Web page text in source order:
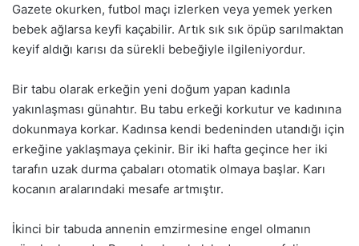
Gazete okurken, futbol maçı izlerken veya yemek yerken
bebek ağlarsa keyfi kaçabilir. Artık sık sık öpüp sarılmaktan
keyif aldığı karısı da sürekli bebeğiyle ilgileniyordur.
Bir tabu olarak erkeğin yeni doğum yapan kadınla
yakınlaşması günahtır. Bu tabu erkeği korkutur ve kadınına
dokunmaya korkar. Kadınsa kendi bedeninden utandığı için
erkeğine yaklaşmaya çekinir. Bir iki hafta geçince her iki
tarafın uzak durma çabaları otomatik olmaya başlar. Karı
kocanın aralarındaki mesafe artmıştır.
İkinci bir tabuda annenin emzirmesine engel olmanın